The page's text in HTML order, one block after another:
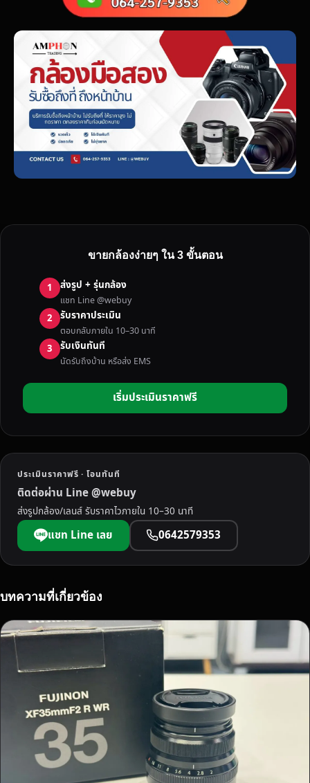
ขายกล้องง่ายๆ ใน 3 ขั้นตอน
1 ส่งรูป + รุ่นกล้อง
แชท Line @webuy
2 รับราคาประเมิน
ตอบกลับภายใน 10–30 นาที
3 รับเงินทันที
นัดรับถึงบ้าน หรือส่ง EMS
เริ่มประเมินราคาฟรี
ประเมินราคาฟรี · โอนทันที
ติดต่อผ่าน Line @webuy
ส่งรูปกล้อง/เลนส์ รับราคาไวภายใน 10–30 นาที
แชท Line เลย 0642579353
บทความที่เกี่ยวข้อง